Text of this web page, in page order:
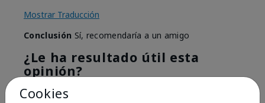
Mostrar Traducción
Conclusión Sí, recomendaría a un amigo
¿Le ha resultado útil esta
opinión?
2
Cookies